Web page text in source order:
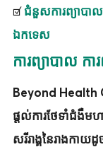
☑ជំនួសការព្យាបា
ឯកទេស
ការព្យាបាល កា
Beyond Health
ផ្តល់ការថែទាំជំងឺម
សរីរាង្គនៃរាងកាយដូ